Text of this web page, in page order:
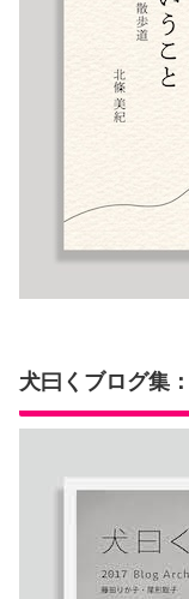
犬曰くブログ集